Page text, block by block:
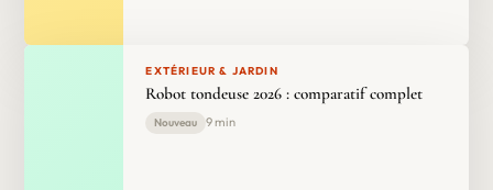
EXTÉRIEUR & JARDIN
Robot tondeuse 2026 : comparatif complet
Nouveau 9 min